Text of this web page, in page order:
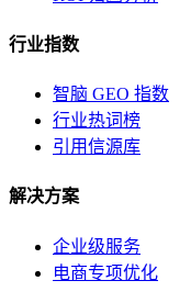
行业指数
智脑 GEO 指数
行业热词榜
引用信源库
解决方案
企业级服务
电商专项优化